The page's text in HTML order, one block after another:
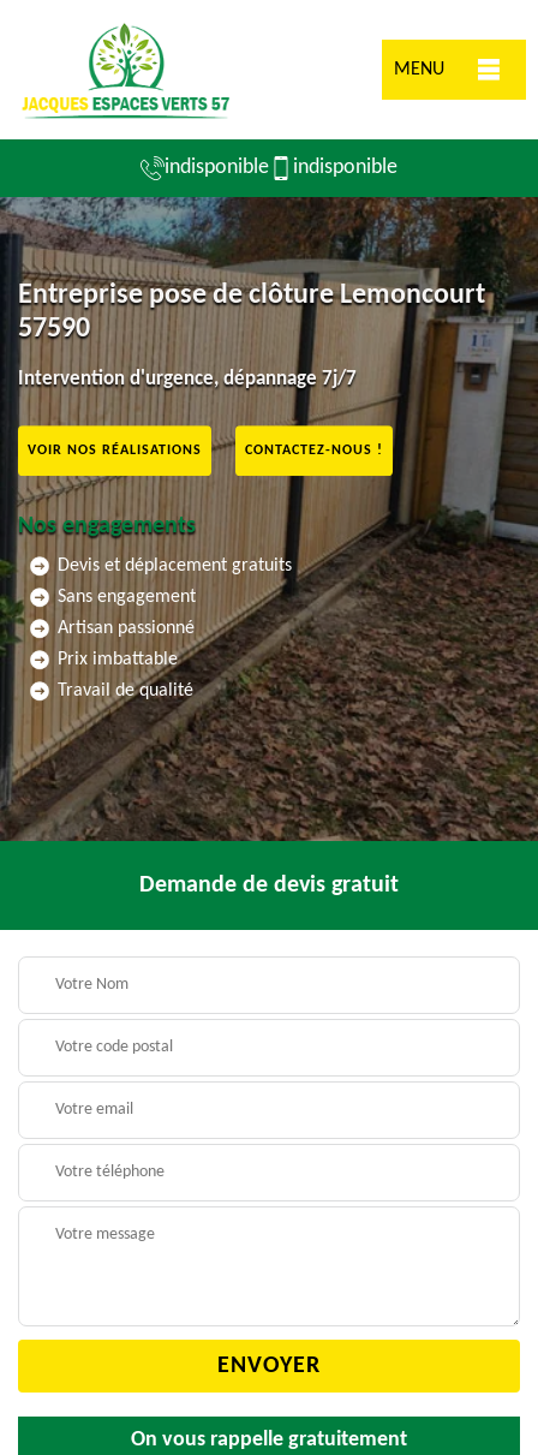
MENU
indisponible indisponible
Entreprise pose de clôture Lemoncourt
57590
Intervention d'urgence, dépannage 7j/7
VOIR NOS RÉALISATIONS CONTACTEZ-NOUS !
Nos engagements
Devis et déplacement gratuits
Sans engagement
Artisan passionné
Prix imbattable
Travail de qualité
Demande de devis gratuit
On vous rappelle gratuitement